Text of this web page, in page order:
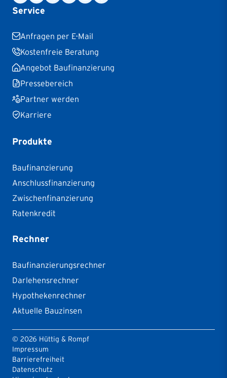
Service
Anfragen per E-Mail
Kostenfreie Beratung
Angebot Baufinanzierung
Pressebereich
Partner werden
Karriere
Produkte
Baufinanzierung
Anschlussfinanzierung
Zwischenfinanzierung
Ratenkredit
Rechner
Baufinanzierungsrechner
Darlehensrechner
Hypothekenrechner
Aktuelle Bauzinsen
© 2026 Hüttig & Rompf
Impressum
Barrierefreiheit
Datenschutz